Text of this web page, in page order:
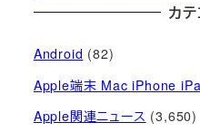
カ
Android (82)
Apple端末 Mac iPhone
Apple関連ニュース (3,650)